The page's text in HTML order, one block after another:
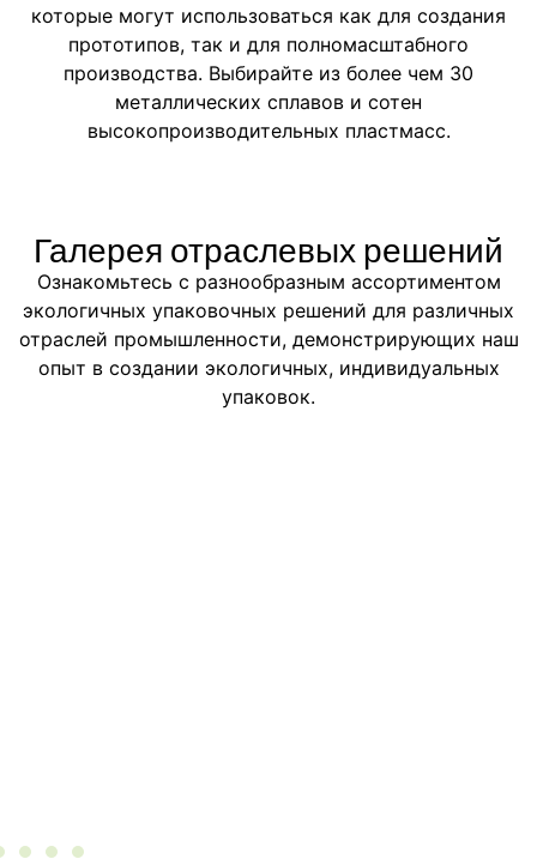
которые могут использоваться как для создания
прототипов, так и для полномасштабного
производства. Выбирайте из более чем 30
металлических сплавов и сотен
высокопроизводительных пластмасс.
Галерея отраслевых решений
Ознакомьтесь с разнообразным ассортиментом
экологичных упаковочных решений для различных
отраслей промышленности, демонстрирующих наш
опыт в создании экологичных, индивидуальных
упаковок.